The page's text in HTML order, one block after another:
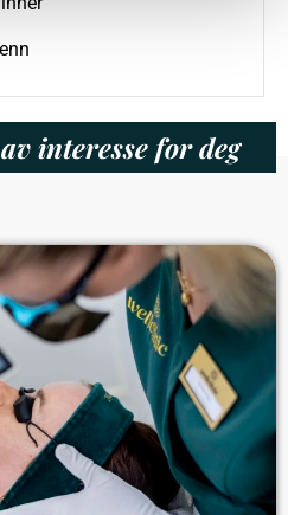
interesse for deg